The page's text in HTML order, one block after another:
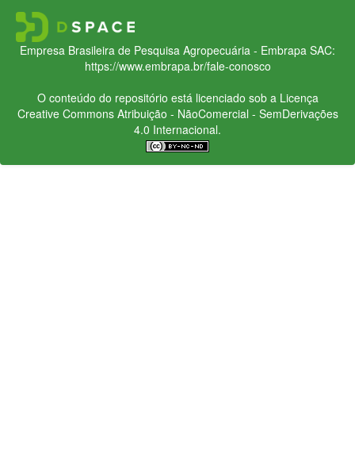
Empresa Brasileira de Pesquisa Agropecuária - Embrapa SAC:
https://www.embrapa.br/fale-conosco
O conteúdo do repositório está licenciado sob a Licença
Creative CommonsAtribuição - NãoComercial - SemDerivações
4.0 Internacional.